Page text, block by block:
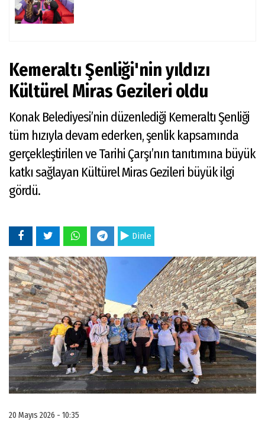
Kemeraltı Şenliği'nin yıldızı
Kültürel Miras Gezileri oldu
Konak Belediyesi’nin düzenlediği Kemeraltı Şenliği
tüm hızıyla devam ederken, şenlik kapsamında
gerçekleştirilen ve Tarihi Çarşı’nın tanıtımına büyük
katkı sağlayan Kültürel Miras Gezileri büyük ilgi
gördü.
Dinle
20 Mayıs 2026 - 10:35